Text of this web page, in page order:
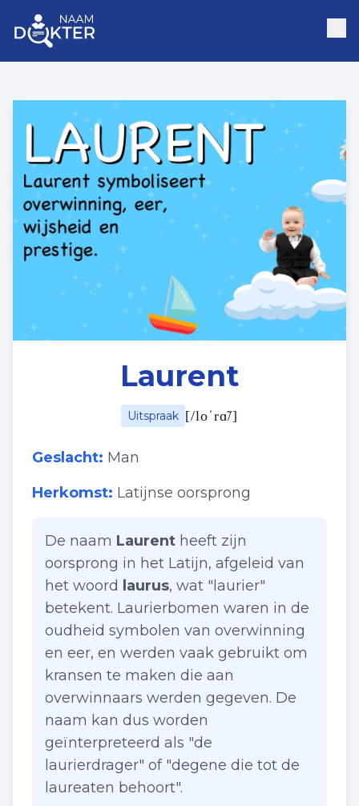
Laurent
Uitspraak [/loˈrɑ̃/]
Geslacht: Man
Herkomst: Latijnse oorsprong
De naam Laurent heeft zijn
oorsprong in het Latijn, afgeleid van
het woord
laurus, wat "laurier"
betekent. Laurierbomen waren in de
oudheid symbolen van overwinning
en eer, en werden vaak gebruikt om
kransen te maken die aan
overwinnaars werden gegeven. De
naam kan dus worden
geïnterpreteerd als "de
laurierdrager" of "degene die tot de
laureaten behoort".